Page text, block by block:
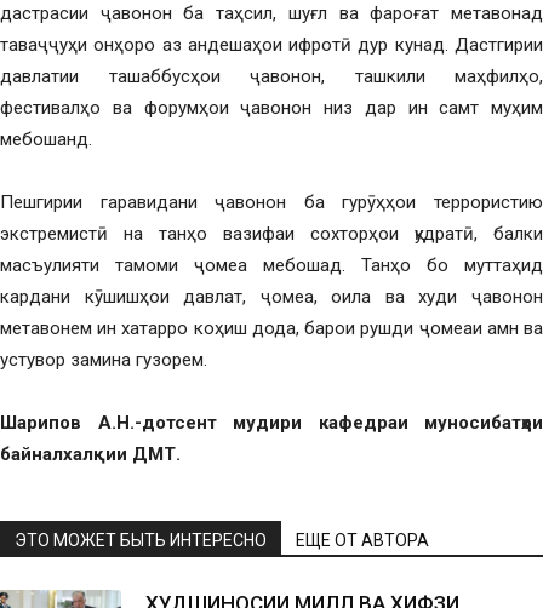
дастрасии ҷавонон ба таҳсил, шуғл ва фароғат метавонад
таваҷҷуҳи онҳоро аз андешаҳои ифротӣ дур кунад. Дастгирии
давлатии ташаббусҳои ҷавонон, ташкили маҳфилҳо,
фестивалҳо ва форумҳои ҷавонон низ дар ин самт муҳим
мебошанд.
Пешгирии гаравидани ҷавонон ба гурӯҳҳои террористию
экстремистӣ на танҳо вазифаи сохторҳои қудратӣ, балки
масъулияти тамоми ҷомеа мебошад. Танҳо бо муттаҳид
кардани кӯшишҳои давлат, ҷомеа, оила ва худи ҷавонон
метавонем ин хатарро коҳиш дода, барои рушди ҷомеаи амн ва
устувор замина гузорем.
Шарипов А.Н.-дотсент мудири кафедраи муносибатҳои
байналхалқии ДМТ.
ЭТО МОЖЕТ БЫТЬ ИНТЕРЕСНО ЕЩЕ ОТ АВТОРА
ХУДШИНОСИИ МИЛЛӢ ВА ҲИФЗИ